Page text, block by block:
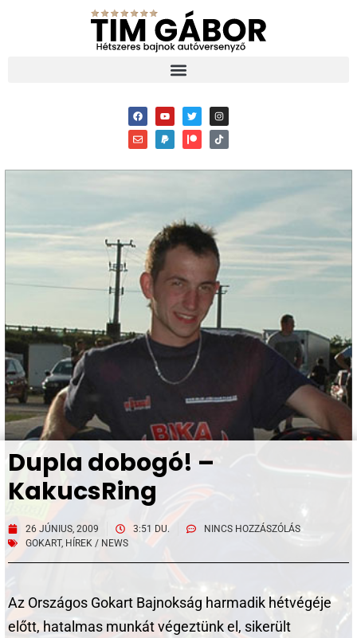
Dupla dobogó! –
KakucsRing
26 JÚNIUS, 2009 3:51 DU.
NINCS HOZZÁSZÓLÁS
GOKART, HÍREK / NEWS
Az Országos Gokart Bajnokság harmadik hétvégéje
előtt, hatalmas munkát végeztünk el, sikerült